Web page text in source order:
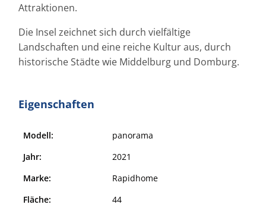
Attraktionen.
Die Insel zeichnet sich durch vielfältige
Landschaften und eine reiche Kultur aus, durch
historische Städte wie Middelburg und Domburg.
Eigenschaften
Modell:
panorama
Jahr:
2021
Marke:
Rapidhome
Fläche:
44